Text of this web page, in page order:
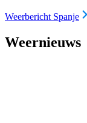
Weerbericht Spanje
Weernieuws